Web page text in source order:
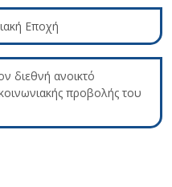
Εποχή
διεθνή ανοικτό
προβολής του